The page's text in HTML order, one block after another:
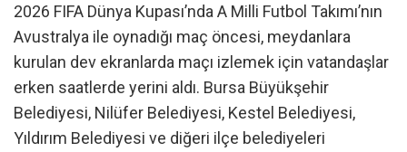
2026 FIFA Dünya Kupası’nda A Milli Futbol Takımı’nın
Avustralya ile oynadığı maç öncesi, meydanlara
kurulan dev ekranlarda maçı izlemek için vatandaşlar
erken saatlerde yerini aldı. Bursa Büyükşehir
Belediyesi, Nilüfer Belediyesi, Kestel Belediyesi,
Yıldırım Belediyesi ve diğeri ilçe belediyeleri